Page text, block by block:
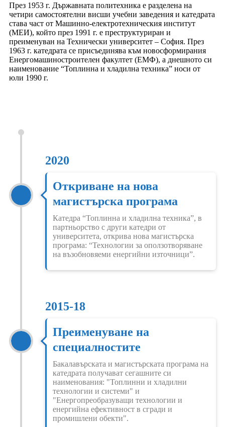
През 1953 г. Държавната политехника е разделена на
четири самостоятелни висши учебни заведения и катедрата
става част от Машинно-електротехническия институт
(МЕИ), който през 1991 г. е преструктуриран и
преименуван на Технически университет – София. През
1963 г. катедрата се присъединява към новосформирания
Енергомашиностроителен факултет (ЕМФ), a днешното си
наименование “Топлинна и хладилна техника” носи от
юли 1990 г.
2020
Откриване на нова
магистърска програма
Катедра “Топлинна и хладилна техника”, в
партньорство с други катедри от
университета, открива нова магистърска
програма: “Технологии за оползотворяване
на възобновяеми енергийни източници”.
2015-18
Преименуване на
специалностите
Бакалавърската и магистърската програма на
катедрата получават сегашните си
наименования: "Топлинни и хладилни
технологии и системи" и
"Енергопреобразуващи технологии и
енергийна ефективност в сгради и
промишлени обекти".